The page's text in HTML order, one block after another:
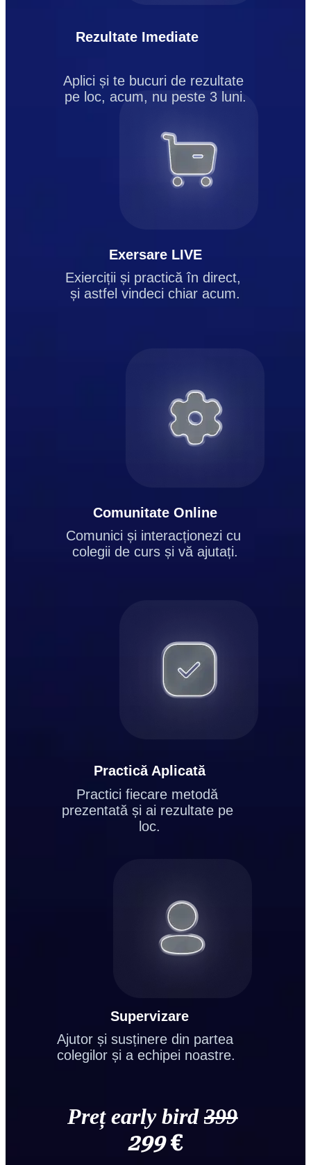
Aplici și te bucuri de rezultate
pe loc, acum, nu peste 3 luni.
Rezultate Imediate
Exersare LIVE
Exierciții și practică în direct,
și astfel vindeci chiar acum.
Comunitate Online
Comunici și interacționezi cu
colegii de curs și vă ajutați.
Practici fiecare metodă
prezentată și ai rezultate pe
loc.
Practică Aplicată
Supervizare
Ajutor și susținere din partea
colegilor și a echipei noastre.
Preț early bird 399
299 €